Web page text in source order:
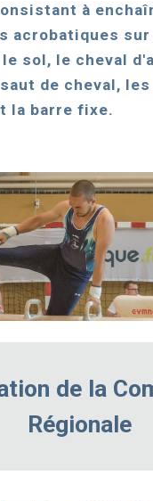
à
acrobatiques
sol, le cheval
de cheval,
la barre fixe.
de la
Régionale